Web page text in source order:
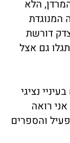
הלא
המנוגדת
דורשת
גם אצל
נציגי
רואה
והספרים